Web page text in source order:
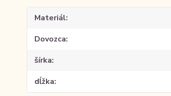
Materiál
Dovozca
šírka
dĺžka